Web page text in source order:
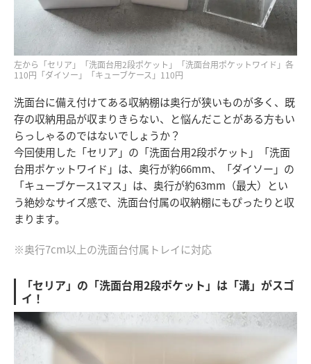
左から「セリア」「洗面台用2段ポケット」「洗面台用ポケットワイド」各
110円「ダイソー」「キューブケース」110円
洗面台に備え付けてある収納棚は奥行が狭いものが多く、既
存の収納用品が収まりきらない、と悩んだことがある方もい
らっしゃるのではないでしょうか？
今回使用した「セリア」の「洗面台用2段ポケット」「洗面
台用ポケットワイド」は、奥行が約66mm、「ダイソー」の
「キューブケース1マス」は、奥行が約63mm（最大）とい
う絶妙なサイズ感で、洗面台付属の収納棚にもぴったりと収
まります。
※奥行7cm以上の洗面台付属トレイに対応
「セリア」の「洗面台用2段ポケット」は「溝」がスゴ
イ！